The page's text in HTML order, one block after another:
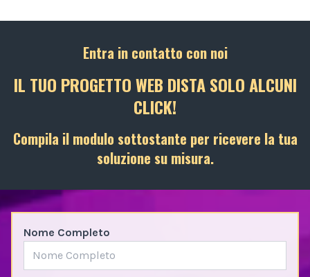
Entra in contatto con noi
IL TUO PROGETTO WEB DISTA SOLO ALCUNI
CLICK!
Compila il modulo sottostante per ricevere la tua
soluzione su misura.
Nome Completo